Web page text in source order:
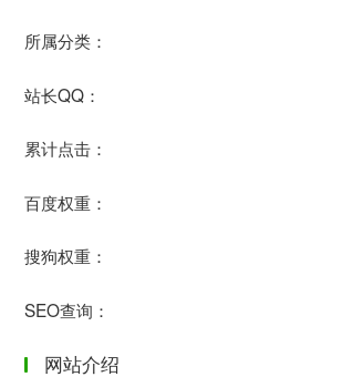
所属分类：
站长QQ：
累计点击：
百度权重：
搜狗权重：
SEO查询：
网站介绍